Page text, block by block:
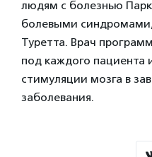
людям с болезнью
болевыми
Туретта. Врач
под каждого пациента
стимуляции мозга в
заболевания.